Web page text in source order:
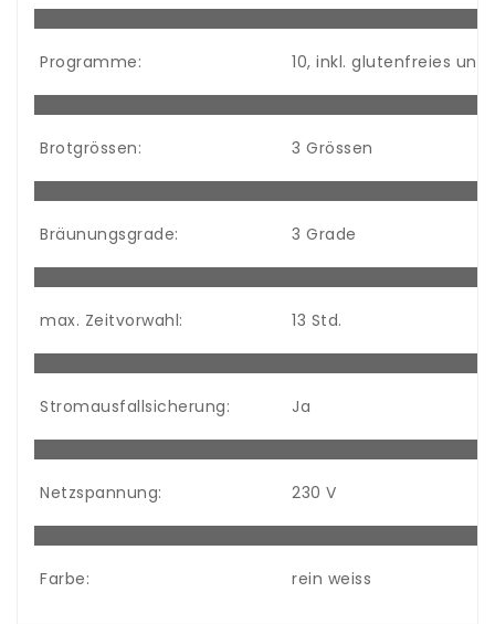
Programme: 10, inkl. glutenfreies und
Brotgrössen: 3 Grössen
Bräunungsgrade: 3 Grade
max. Zeitvorwahl: 13 Std.
Stromausfallsicherung: Ja
Netzspannung: 230 V
Farbe: rein weiss